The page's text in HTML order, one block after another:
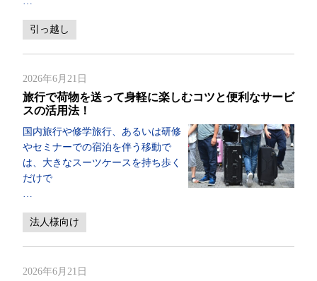
引っ越し
2026年6月21日
旅行で荷物を送って身軽に楽しむコツと便利なサービ
スの活用法！
国内旅行や修学旅行、あるいは研修
やセミナーでの宿泊を伴う移動で
は、大きなスーツケースを持ち歩く
だけで
法人様向け
2026年6月21日